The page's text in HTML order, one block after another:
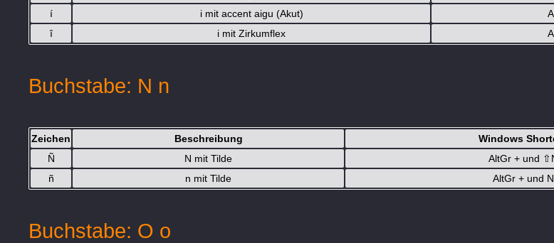
í
i mit accent aigu (Akut)
î
i mit Zirkumflex
Buchstabe: N n
Zeichen Beschreibung
Windows
Ñ
N mit Tilde AltGr + und ⇧
ñ
n mit Tilde AltGr + und N
Buchstabe: O o